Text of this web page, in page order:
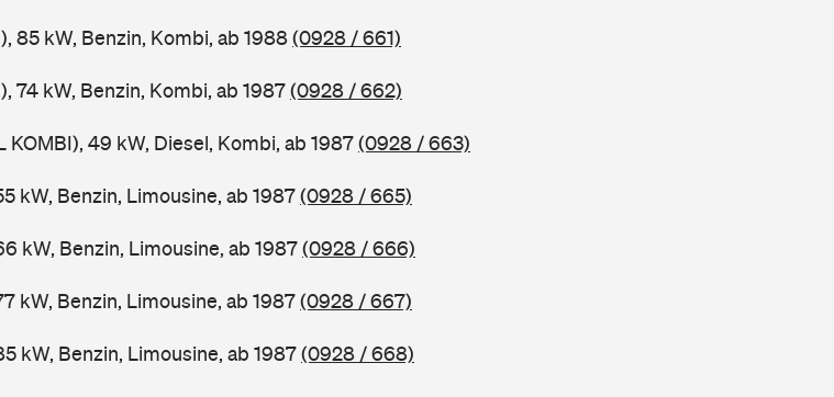
85 kW, Benzin, Kombi, ab 1988(0928 / 661)
74 kW, Benzin, Kombi, ab 1987(0928 / 662)
KOMBI), 49 kW, Diesel, Kombi, ab 1987(0928 / 663)
kW, Benzin, Limousine, ab 1987(0928 / 665)
kW, Benzin, Limousine, ab 1987(0928 / 666)
kW, Benzin, Limousine, ab 1987(0928 / 667)
kW, Benzin, Limousine, ab 1987(0928 / 668)